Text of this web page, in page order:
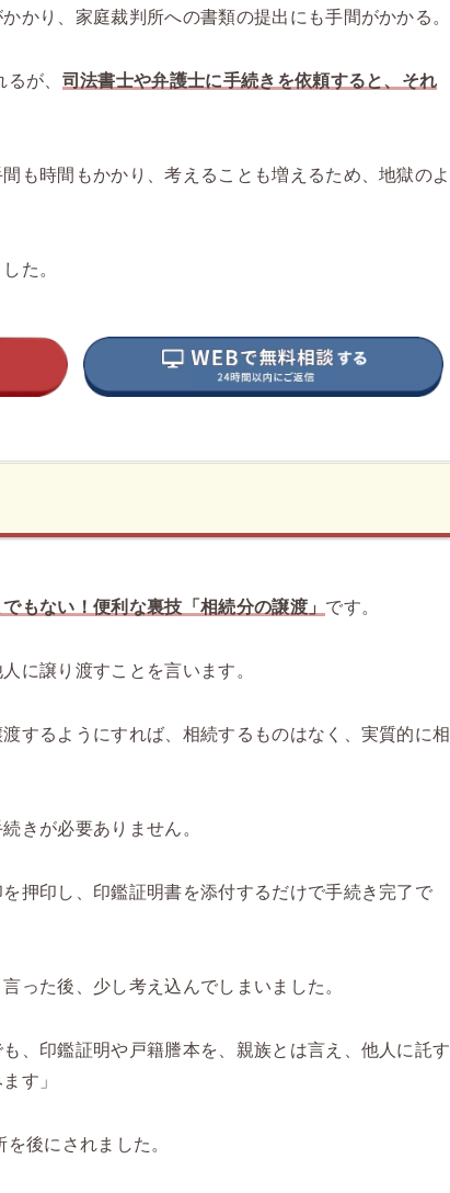
かり、家庭裁判所への書類の提出にも手間がかかる。
が、 司法書士や弁護士に手続きを依頼すると、それ
も時間もかかり、考えることも増えるため、地獄のよ
た。
もない！便利な裏技「相続分の譲渡」 です。
に譲り渡すことを言います。
するようにすれば、相続するものはなく、実質的に相
きが必要ありません。
を押印し、印鑑証明書を添付するだけで手続き完了で
った後、少し考え込んでしまいました。
、印鑑証明や戸籍謄本を、親族とは言え、他人に託す
す」
後にされました。